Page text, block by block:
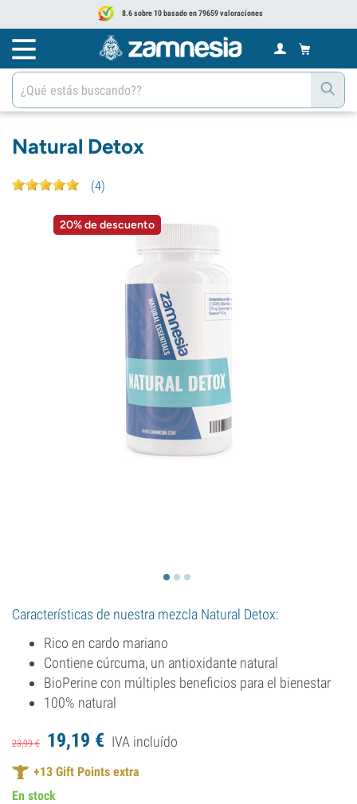
8.6 sobre 10 basado en 79659 valoraciones
Natural Detox
(4)
20% de descuento
Características de nuestra mezcla Natural Detox:
Rico en cardo mariano
Contiene cúrcuma, un antioxidante natural
BioPerine con múltiples beneficios para el bienestar
100% natural
23,99€ 19,19 € IVA incluído
+13 Gift Points extra
En stock